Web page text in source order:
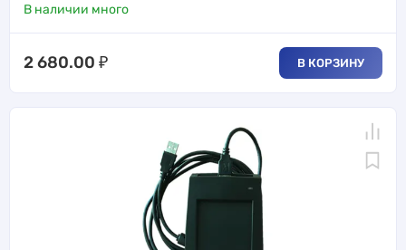
В наличии много
2 680.00 ₽ В КОРЗИНУ